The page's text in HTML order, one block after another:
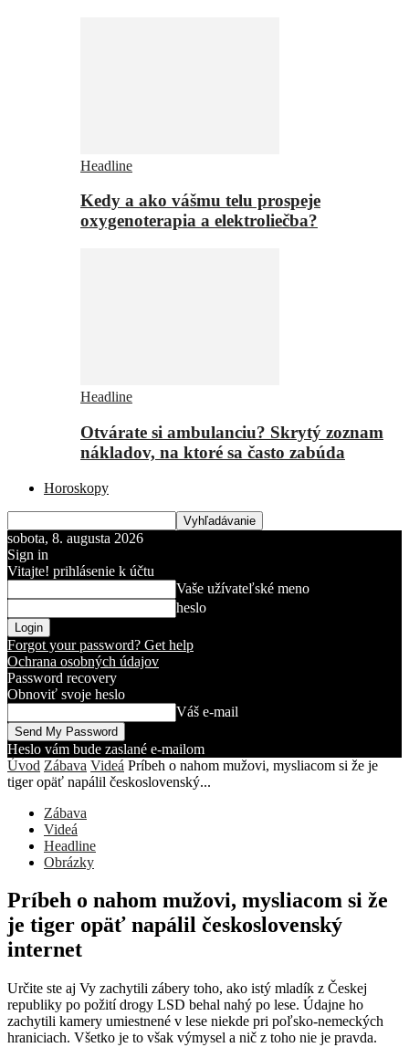
Headline
Kedy a ako vášmu telu prospeje
oxygenoterapia a elektroliečba?
Headline
Otvárate si ambulanciu? Skrytý zoznam
nákladov, na ktoré sa často zabúda
Horoskopy
sobota, 8. augusta 2026
Sign in
Vitajte! prihlásenie k účtu
Vaše užívateľské meno
heslo
Forgot your password? Get help
Ochrana osobných údajov
Password recovery
Obnoviť svoje heslo
Váš e-mail
Heslo vám bude zaslané e-mailom
Úvod Zábava Videá Príbeh o nahom mužovi, mysliacom si že je
tiger opäť napálil československý...
Zábava
Videá
Headline
Obrázky
Príbeh o nahom mužovi, mysliacom si že
je tiger opäť napálil československý
internet
Určite ste aj Vy zachytili zábery toho, ako istý mladík z Českej
republiky po požití drogy LSD behal nahý po lese. Údajne ho
zachytili kamery umiestnené v lese niekde pri poľsko-nemeckých
hraniciach. Všetko je to však výmysel a nič z toho nie je pravda.